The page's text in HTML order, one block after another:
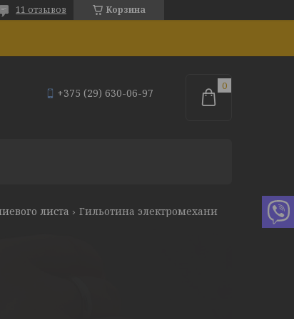
Корзина
11 отзывов
+375 (29) 630-06-97
листа